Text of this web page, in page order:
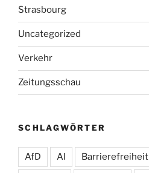
Strasbourg
Uncategorized
Verkehr
Zeitungsschau
SCHLAGWÖRTER
AfD AI Barrierefreiheit